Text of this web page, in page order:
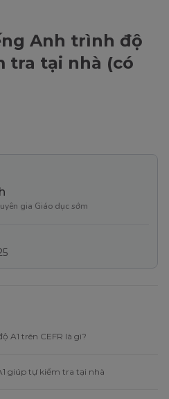
Anh trình độ
tra tại nhà (có
gia Giáo dục sớm
A1 trên CEFR là gì?
giúp tự kiểm tra tại nhà